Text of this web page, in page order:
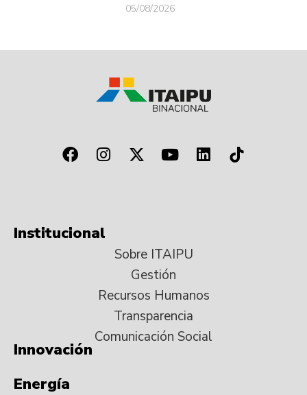
05/08/2026
Institucional
Sobre ITAIPU
Gestión
Recursos Humanos
Transparencia
Comunicación Social
Innovación
Energía